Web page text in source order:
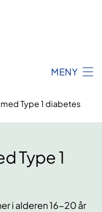
MENY
Type 1 diabetes
Type 1
i alderen 16-20 år